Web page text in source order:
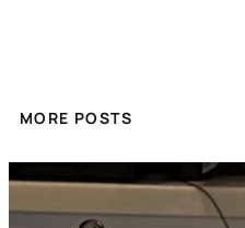
MORE POSTS